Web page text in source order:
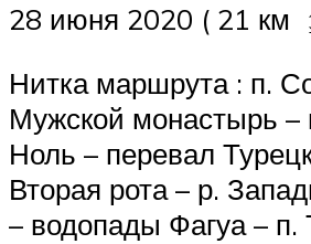
28 июня 2020 ( 21 км
Нитка маршрута : п.
Мужской монастырь –
Ноль – перевал
Вторая рота – р.
– водопады Фагуа – п.